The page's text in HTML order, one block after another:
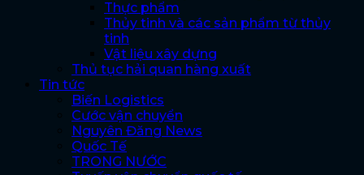
Thực phẩm
Thủy tinh và các sản phẩm từ thủy
tinh
Vật liệu xây dựng
Thủ tục hải quan hàng xuất
Tin tức
Biến Logistics
Cước vận chuyển
Nguyên Đăng News
Quốc Tế
TRONG NƯỚC